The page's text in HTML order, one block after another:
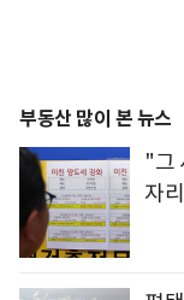
부동산 많이 본 뉴스
"그
자